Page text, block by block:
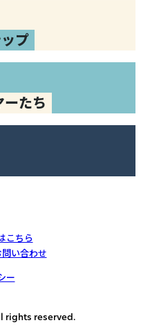
プ
たち
こちら
問い合わせ
ー
rights reserved.